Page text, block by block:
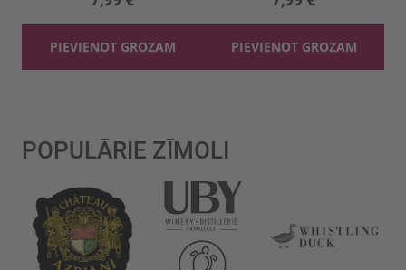
PIEVIENOT GROZAM PIEVIENOT GROZAM
POPULĀRIE ZĪMOLI